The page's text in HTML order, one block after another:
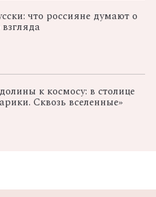
что россияне думают о
к космосу: в столице
Сквозь вселенные»